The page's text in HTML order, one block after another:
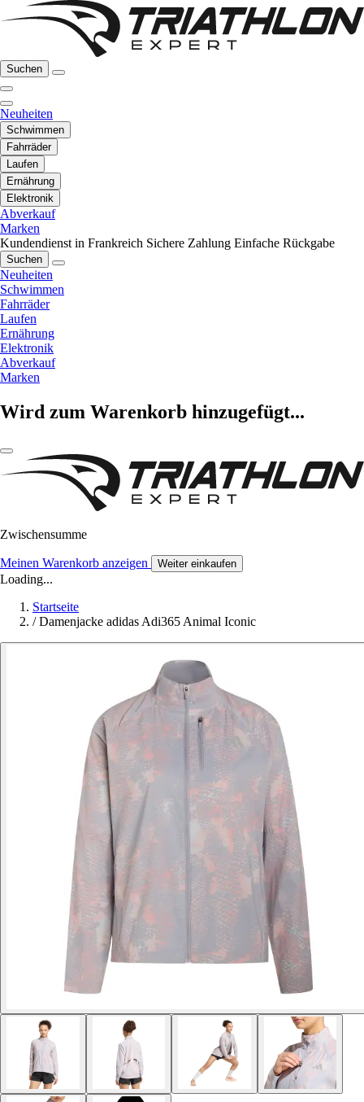
Suchen
Neuheiten
Schwimmen
Fahrräder
Laufen
Ernährung
Elektronik
Abverkauf
Marken
Kundendienst in Frankreich Sichere Zahlung Einfache Rückgabe
Suchen
Neuheiten
Schwimmen
Fahrräder
Laufen
Ernährung
Elektronik
Abverkauf
Marken
Wird zum Warenkorb hinzugefügt...
Zwischensumme
Meinen Warenkorb anzeigen Weiter einkaufen
Loading...
Startseite
/ Damenjacke adidas Adi365 Animal Iconic